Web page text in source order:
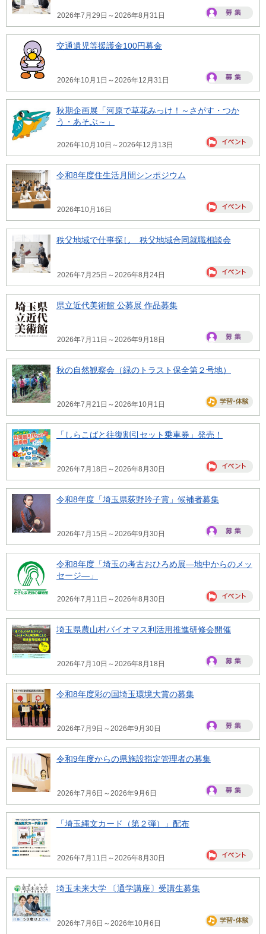
2026年7月29日～2026年8月31日
交通遺児等援護金100円募金
2026年10月1日～2026年12月31日
秋期企画展「河原で草花みっけ！～さがす・つか
う・あそぶ～」
2026年10月10日～2026年12月13日
令和8年度住生活月間シンポジウム
2026年10月16日
秩父地域で仕事探し 秩父地域合同就職相談会
2026年7月25日～2026年8月24日
県立近代美術館 公募展 作品募集
2026年7月11日～2026年9月18日
秋の自然観察会（緑のトラスト保全第２号地）
2026年7月21日～2026年10月1日
「しらこばと往復割引セット乗車券」発売！
2026年7月18日～2026年8月30日
令和8年度「埼玉県荻野吟子賞」候補者募集
2026年7月15日～2026年9月30日
令和8年度「埼玉の考古おひろめ展―地中からのメッ
セージ―」
2026年7月11日～2026年8月30日
埼玉県農山村バイオマス利活用推進研修会開催
2026年7月10日～2026年8月18日
令和8年度彩の国埼玉環境大賞の募集
2026年7月9日～2026年9月30日
令和9年度からの県施設指定管理者の募集
2026年7月6日～2026年9月6日
「埼玉縄文カード（第２弾）」配布
2026年7月11日～2026年8月30日
埼玉未来大学 〔通学講座〕受講生募集
2026年7月6日～2026年10月6日